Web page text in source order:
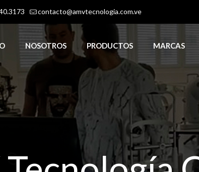
contacto@amvtecnologia.com.ve
NOSOTROS PRODUCTOS MARCAS